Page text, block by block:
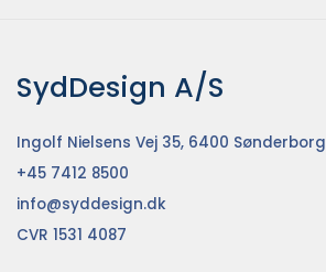
SydDesign A/S
Ingolf Nielsens Vej 35, 6400 Sønderborg
+45 7412 8500
info@syddesign.dk
CVR 1531 4087